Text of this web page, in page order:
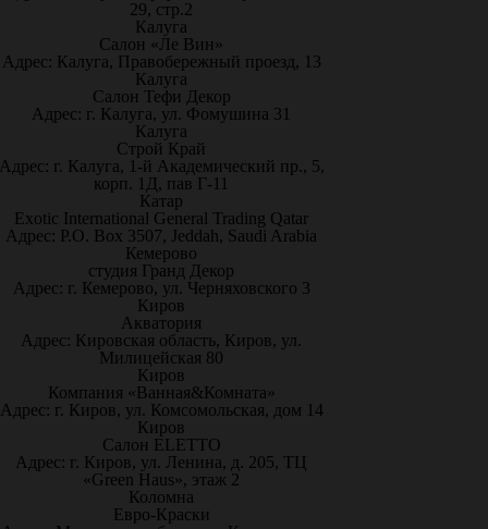
29, стр.2
Калуга
Салон «Ле Вин»
Адрес: Калуга, Правобережный проезд, 13
Калуга
Салон Тефи Декор
Адрес: г. Калуга, ул. Фомушина 31
Калуга
Строй Край
г. Калуга, 1-й Академический пр., 5,
корп. 1Д, пав Г-11
Катар
Exotic International General Trading Qatar
Адрес: P.O. Box 3507, Jeddah, Saudi Arabia
Кемерово
студия Гранд Декор
Адрес: г. Кемерово, ул. Черняховского 3
Киров
Акватория
Адрес: Кировская область, Киров, ул.
Милицейская 80
Киров
Компания «Ванная&Комната»
Адрес: г. Киров, ул. Комсомольская, дом 14
Киров
Салон ELETTO
Адрес: г. Киров, ул. Ленина, д. 205, ТЦ
«Green Haus», этаж 2
Коломна
Евро-Краски